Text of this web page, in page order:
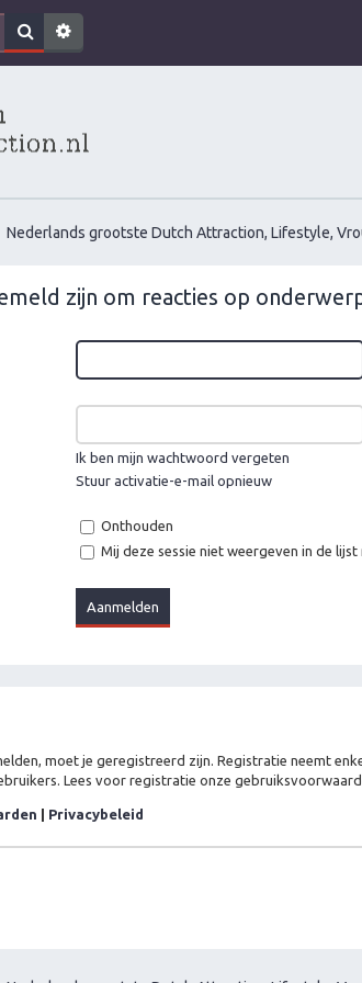
Nederlands grootste Dutch Attraction, Lifestyle,
zijn om reacties op
Ik ben mijn wachtwoord vergeten
Stuur activatie-e-mail opnieuw
Onthouden
Mij deze sessie niet weergeven in de
moet je geregistreerd zijn. Registratie neemt
Lees voor registratie onze
Privacybeleid